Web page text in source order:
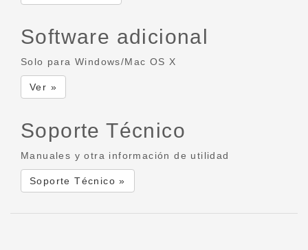
Software adicional
Solo para Windows/Mac OS X
Ver »
Soporte Técnico
Manuales y otra información de utilidad
Soporte Técnico »